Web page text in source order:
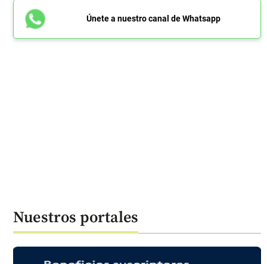
Únete a nuestro canal de Whatsapp
Nuestros portales